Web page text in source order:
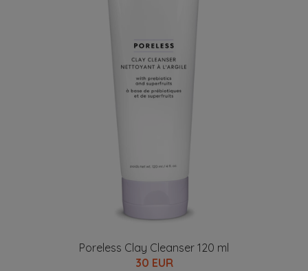
Poreless Clay Cleanser 120 ml
30 EUR